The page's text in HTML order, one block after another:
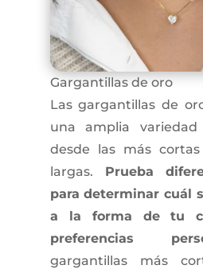
Gargantillas de oro
Las gargantillas de
una amplia
desde las más
largas. Prueba
para determinar cuál
a la forma de tu
preferencias
gargantillas más